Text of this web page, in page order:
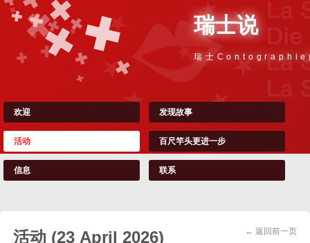
瑞士说
瑞士Contographie
欢迎 发现故事
活动 百尺竿头更进一步
信息 联系
← 返回前一页
活动 (23 April 2026)